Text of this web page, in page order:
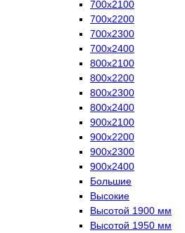
700х2100
700х2200
700х2300
700х2400
800х2100
800х2200
800х2300
800х2400
900х2100
900х2200
900х2300
900х2400
Большие
Высокие
Высотой 1900 мм
Высотой 1950 мм